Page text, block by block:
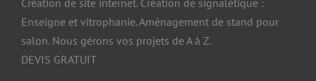
Enseigne et vitrophanie. Aménagement de stand pour
salon. Nous gérons vos projets de A à Z.
DEVIS GRATUIT